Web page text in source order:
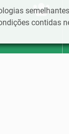
contidas